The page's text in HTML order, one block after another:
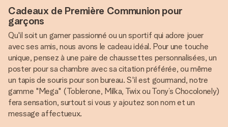
Cadeaux de Première Communion pour
garçons
Qu'il soit un gamer passionné ou un sportif qui adore jouer
avec ses amis, nous avons le cadeau idéal. Pour une touche
unique, pensez à une paire de chaussettes personnalisées, un
poster pour sa chambre avec sa citation préférée, ou même
un tapis de souris pour son bureau. S'il est gourmand, notre
gamme "Mega" (Toblerone, Milka, Twix ou Tony’s Chocolonely)
fera sensation, surtout si vous y ajoutez son nom et un
message affectueux.